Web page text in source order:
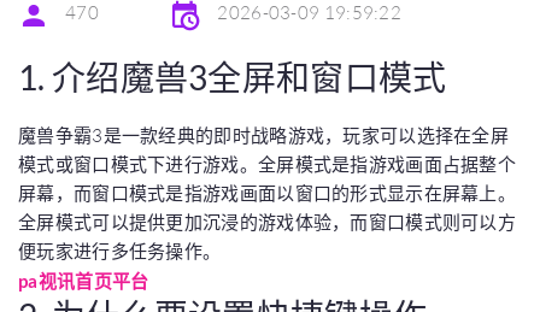
470 2026-03-09 19:59:22
1. 介绍魔兽3全屏和窗口模式
魔兽争霸3是一款经典的即时战略游戏，玩家可以选择在全屏
模式或窗口模式下进行游戏。全屏模式是指游戏画面占据整个
屏幕，而窗口模式是指游戏画面以窗口的形式显示在屏幕上。
全屏模式可以提供更加沉浸的游戏体验，而窗口模式则可以方
便玩家进行多任务操作。
pa视讯首页平台